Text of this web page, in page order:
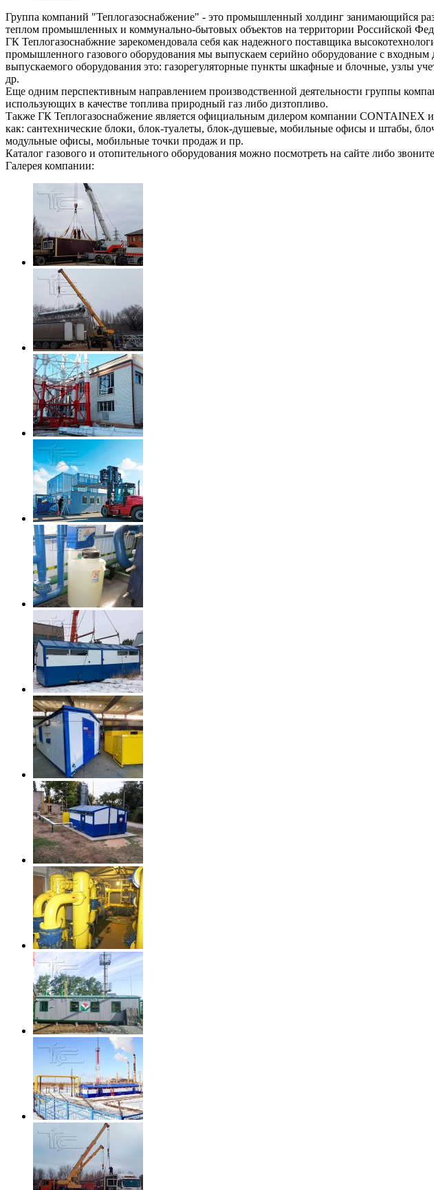
Группа компаний "Теплогазоснабжение" - это промышленный холдинг занимающийся
теплом промышленных и коммунально-бытовых объектов на территории Российской
ГК Теплогазоснабжние зарекомендовала себя как надежного поставщика
промышленного газового оборудования мы выпускаем серийно оборудование с
выпускаемого оборудования это: газорегуляторные пункты шкафные и блочные, узлы
др.
Еще одним перспективным направлением производственной деятельности группы
использующих в качестве топлива природный газ либо дизтопливо.
Также ГК Теплогазоснабжение является официальным дилером компании CONTAINEX
как: сантехнические блоки, блок-туалеты, блок-душевые, мобильные офисы и штабы,
модульные офисы, мобильные точки продаж и пр.
Каталог газового и отопительного оборудования можно посмотреть на сайте либо
Галерея компании: